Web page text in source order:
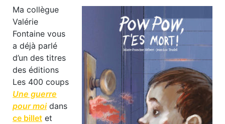
Ma collègue
Valérie
Fontaine vous
a déjà parlé
d’un des titres
des éditions
Les 400 coups
Une guerre
pour moidans
ce billet et